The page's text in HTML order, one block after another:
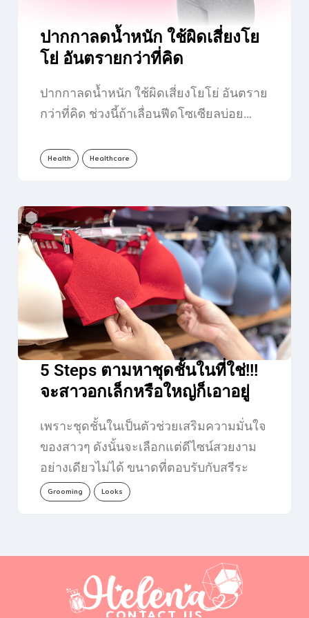
ปากกาลดน้ำหนัก ใช้ผิดเสี่ยงโย
โย่ อันตรายกว่าที่คิด
ปากกาลดน้ำหนัก ใช้ผิดเสี่ยงโยโย่ อันตราย
กว่าที่คิด ช่วงนี้ถ้าเลื่อนฟีดโซเซียลบ่อย…
Health Healthcare
5 Steps ตามหาชุดชั้นในที่ใช่!!!
จะสาวอกเล็กหรือใหญ่ก็เอาอยู่
เพราะชุดชั้นในเป็นตัวช่วยเสริมความมั่นใจ
ของสาวๆ ดังนั้นจะเลือกแต่ดีไซน์สวยงาม
อย่างเดียวไม่ได้ ขนาดที่ตอบรับกับสรีระ
ของเราก็สำคัญไม่แพ้กัน…
Grooming Looks